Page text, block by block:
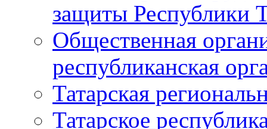
защиты Республики
Общественная
республиканская
Татарская
Татарское